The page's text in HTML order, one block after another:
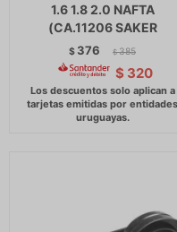
1.6 1.8 2.0 NAFTA
(CA.11206 SAKER
$ 376 $ 385
$ 320